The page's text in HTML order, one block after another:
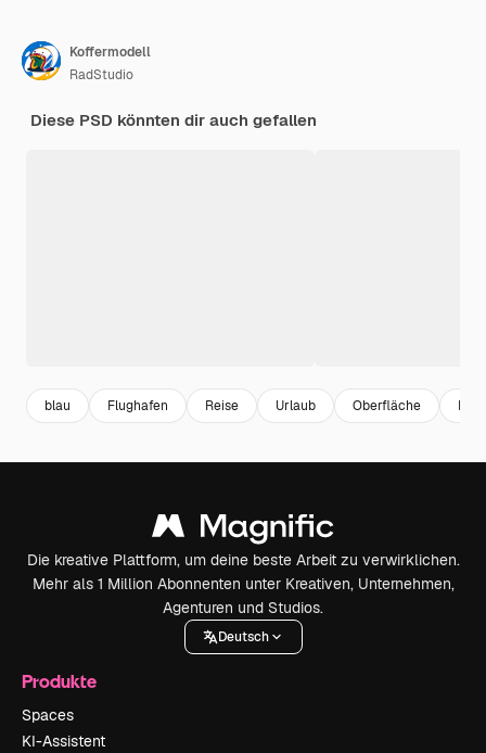
Koffermodell
RadStudio
Diese PSD könnten dir auch gefallen
blau Flughafen Reise Urlaub Oberfläche
Die kreative Plattform, um deine beste Arbeit zu verwirklichen.
Mehr als 1 Million Abonnenten unter Kreativen, Unternehmen,
Agenturen und Studios.
Deutsch
Produkte
Spaces
KI-Assistent